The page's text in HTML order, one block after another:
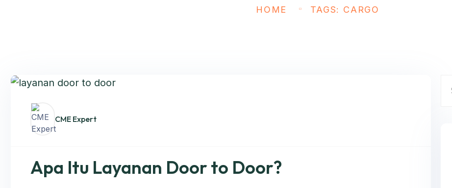
HOME TAGS: CARGO
CME Expert
Apa Itu Layanan Door to Door?